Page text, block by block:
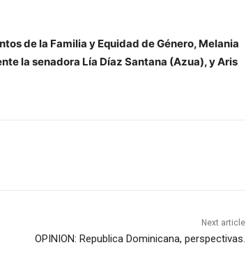
de la Familia y Equidad de Género, Melania
la senadora Lía Díaz Santana (Azua), y Aris
Next article
OPINION: Republica Dominicana, perspectivas.